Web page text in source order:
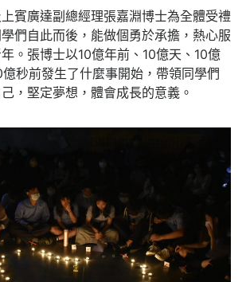
賓廣達副總經理張嘉淵博士為全體受禮
們自此而後，能做個勇於承擔，熱心服
。張博士以10億年前、10億天、10億
秒前發生了什麼事開始，帶領同學們
，堅定夢想，體會成長的意義。